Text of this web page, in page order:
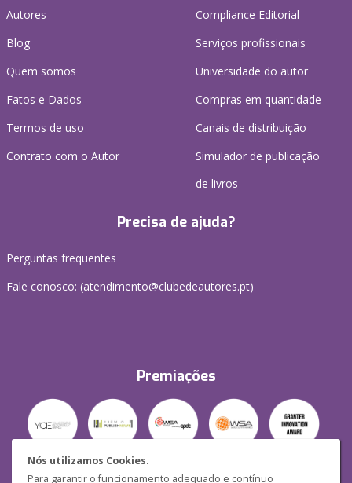
Nós utilizamos Cookies.
Para garantir o funcionamento adequado e contínuo
Autores
Blog
Quem somos
Fatos e Dados
Termos de uso
Contrato com o Autor
Compliance Editorial
Serviços profissionais
Universidade do autor
Compras em quantidade
Canais de distribuição
Simulador de publicação
de livros
Precisa de ajuda?
Perguntas frequentes
Fale conosco: (atendimento@clubedeautores.pt)
Premiações